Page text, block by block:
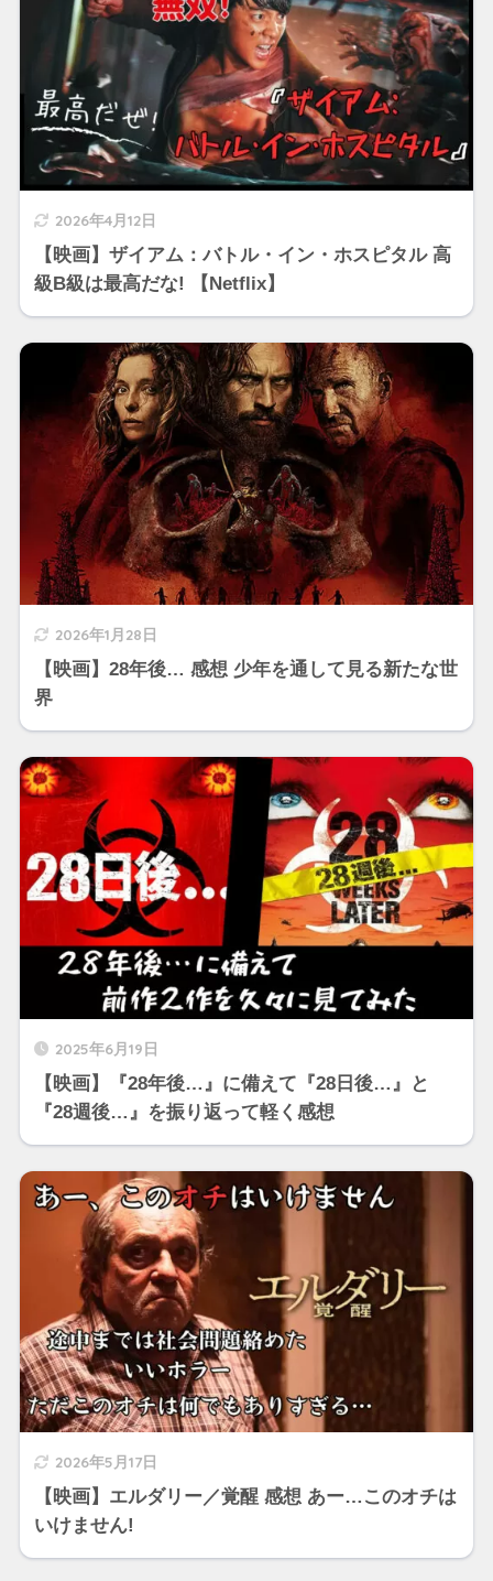
2026年4月12日
【映画】ザイアム：バトル・イン・ホスピタル 高
級B級は最高だな! 【Netflix】
2026年1月28日
【映画】28年後… 感想 少年を通して見る新たな世
界
2025年6月19日
【映画】『28年後…』に備えて『28日後…』と
『28週後…』を振り返って軽く感想
2026年5月17日
【映画】エルダリー／覚醒 感想 あー…このオチは
いけません!